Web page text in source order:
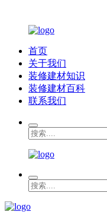
首页
关于我们
装修建材知识
装修建材百科
联系我们